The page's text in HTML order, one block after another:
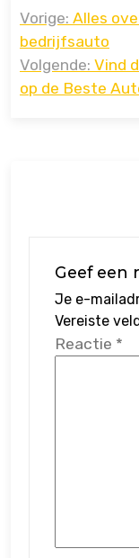
navigatie
Vorige: Alles
bedrijfsauto
Volgende: Vind
op de Beste
Geef een
Je e-
Vereiste
Reactie *